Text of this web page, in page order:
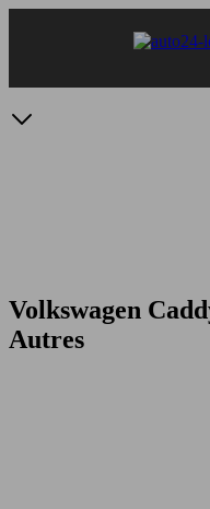
Volkswagen
Autres